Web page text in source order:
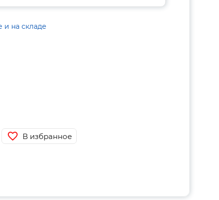
и на складе
В избранное